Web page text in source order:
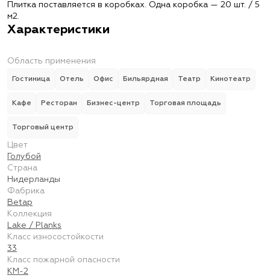
Плитка поставляется в коробках. Одна коробка — 20 шт. / 5
м2.
Характеристики
Область применения
Гостиница Отель Офис Бильярдная Театр Кинотеатр
Кафе Ресторан Бизнес-центр Торговая площадь
Торговый центр
Цвет
Голубой
Страна
Нидерланды
Фабрика
Betap
Коллекция
Lake / Planks
Класс износостойкости
33
Класс пожарной опасности
КМ-2